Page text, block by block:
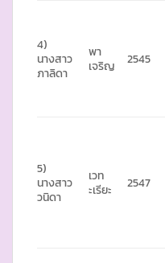
4)
นางสาว
ภาลิดา
พา
เจริญ
2545
5)
นางสาว
วนิดา
เวท
ะเรียะ
2547